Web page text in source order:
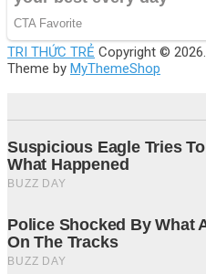
TRI THỨC TRẺ Copyright © 2026.
Theme by MyThemeShop